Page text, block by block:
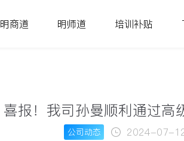
明商道 明师道 培训补贴
喜报！我司孙曼顺利通过高
公司动态 2024-07-